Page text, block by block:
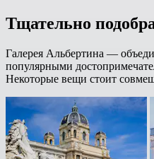
Тщательно
Галерея Альбертина —
популярными
Некоторые вещи стоит